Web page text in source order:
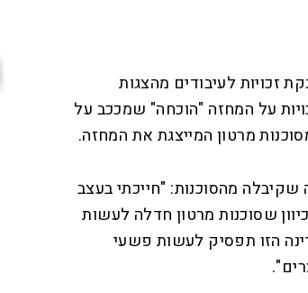
זכויות לעיבודים מהצגות
על המחזה "הוכחה" שמככב על
מרטון המייצגת את המחזה.
מהסוכנות: "חייכתי בעצב
שסוכנות מרטון חדלה לעשות
הזו תפסיק לעשות פשעי